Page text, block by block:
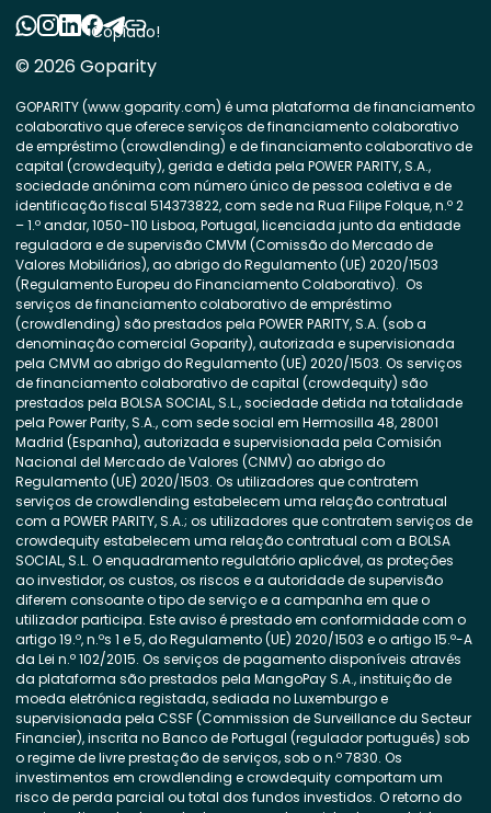
© 2026 Goparity
GOPARITY (www.goparity.com) é uma plataforma de financiamento
colaborativo que oferece serviços de financiamento colaborativo
de empréstimo (crowdlending) e de financiamento colaborativo de
capital (crowdequity), gerida e detida pela POWER PARITY, S.A.,
sociedade anónima com número único de pessoa coletiva e de
identificação fiscal 514373822, com sede na Rua Filipe Folque, n.º 2
– 1.º andar, 1050-110 Lisboa, Portugal, licenciada junto da entidade
reguladora e de supervisão CMVM (Comissão do Mercado de
Valores Mobiliários), ao abrigo do Regulamento (UE) 2020/1503
(Regulamento Europeu do Financiamento Colaborativo). Os
serviços de financiamento colaborativo de empréstimo
(crowdlending) são prestados pela POWER PARITY, S.A. (sob a
denominação comercial Goparity), autorizada e supervisionada
pela CMVM ao abrigo do Regulamento (UE) 2020/1503. Os serviços
de financiamento colaborativo de capital (crowdequity) são
prestados pela BOLSA SOCIAL, S.L., sociedade detida na totalidade
pela Power Parity, S.A., com sede social em Hermosilla 48, 28001
Madrid (Espanha), autorizada e supervisionada pela Comisión
Nacional del Mercado de Valores (CNMV) ao abrigo do
Regulamento (UE) 2020/1503. Os utilizadores que contratem
serviços de crowdlending estabelecem uma relação contratual
com a POWER PARITY, S.A.; os utilizadores que contratem serviços de
crowdequity estabelecem uma relação contratual com a BOLSA
SOCIAL, S.L. O enquadramento regulatório aplicável, as proteções
ao investidor, os custos, os riscos e a autoridade de supervisão
diferem consoante o tipo de serviço e a campanha em que o
utilizador participa. Este aviso é prestado em conformidade com o
artigo 19.º, n.ºs 1 e 5, do Regulamento (UE) 2020/1503 e o artigo 15.º-A
da Lei n.º 102/2015. Os serviços de pagamento disponíveis através
da plataforma são prestados pela MangoPay S.A., instituição de
moeda eletrónica registada, sediada no Luxemburgo e
supervisionada pela CSSF (Commission de Surveillance du Secteur
Financier), inscrita no Banco de Portugal (regulador português) sob
o regime de livre prestação de serviços, sob o n.º 7830. Os
investimentos em crowdlending e crowdequity comportam um
risco de perda parcial ou total dos fundos investidos. O retorno do
Copiado!